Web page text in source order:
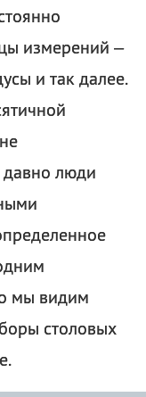
измерений –
и так далее.
давно люди
мы видим
столовых